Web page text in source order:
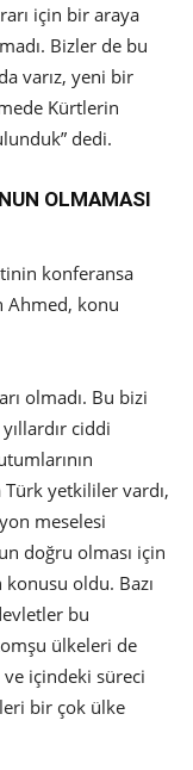
için bir araya
Bizler de bu
varız, yeni bir
Kürtlerin
dedi.
OLMAMASI
konferansa
Ahmed, konu
olmadı. Bu bizi
ciddi
yetkililer vardı,
meselesi
doğru olması için
oldu. Bazı
bu
ülkeleri de
içindeki süreci
bir çok ülke